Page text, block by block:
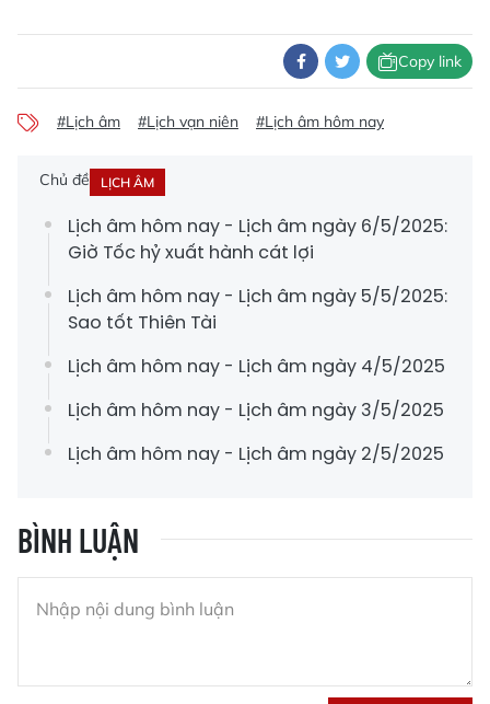
Copy link
#Lịch âm #Lịch vạn niên #Lịch âm hôm nay
Chủ đề LỊCH ÂM
Lịch âm hôm nay - Lịch âm ngày 6/5/2025:
Giờ Tốc hỷ xuất hành cát lợi
Lịch âm hôm nay - Lịch âm ngày 5/5/2025:
Sao tốt Thiên Tài
Lịch âm hôm nay - Lịch âm ngày 4/5/2025
Lịch âm hôm nay - Lịch âm ngày 3/5/2025
Lịch âm hôm nay - Lịch âm ngày 2/5/2025
BÌNH LUẬN